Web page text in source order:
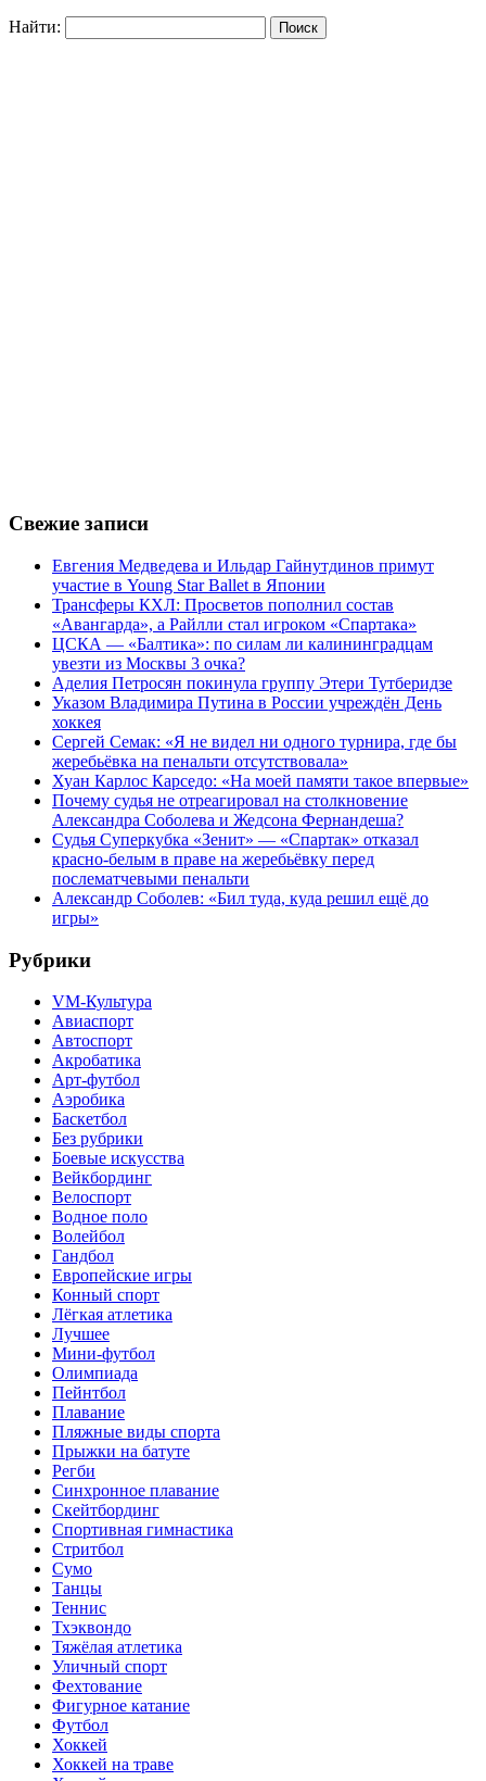
Найти:
Свежие записи
Евгения Медведева и Ильдар Гайнутдинов примут
участие в Young Star Ballet в Японии
Трансферы КХЛ: Просветов пополнил состав
«Авангарда», а Райлли стал игроком «Спартака»
ЦСКА — «Балтика»: по силам ли калининградцам
увезти из Москвы 3 очка?
Аделия Петросян покинула группу Этери Тутберидзе
Указом Владимира Путина в России учреждён День
хоккея
Сергей Семак: «Я не видел ни одного турнира, где бы
жеребьёвка на пенальти отсутствовала»
Хуан Карлос Карседо: «На моей памяти такое впервые»
Почему судья не отреагировал на столкновение
Александра Соболева и Жедсона Фернандеша?
Судья Суперкубка «Зенит» — «Спартак» отказал
красно-белым в праве на жеребьёвку перед
послематчевыми пенальти
Александр Соболев: «Бил туда, куда решил ещё до
игры»
Рубрики
VM-Культура
Авиаспорт
Автоспорт
Акробатика
Арт-футбол
Аэробика
Баскетбол
Без рубрики
Боевые искусства
Вейкбординг
Велоспорт
Водное поло
Волейбол
Гандбол
Европейские игры
Конный спорт
Лёгкая атлетика
Лучшее
Мини-футбол
Олимпиада
Пейнтбол
Плавание
Пляжные виды спорта
Прыжки на батуте
Регби
Синхронное плавание
Скейтбординг
Спортивная гимнастика
Стритбол
Сумо
Танцы
Теннис
Тхэквондо
Тяжёлая атлетика
Уличный спорт
Фехтование
Фигурное катание
Футбол
Хоккей
Хоккей на траве